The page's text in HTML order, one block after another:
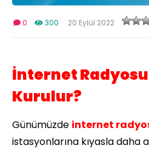
0 300 20 Eylül 2022
İnternet Radyosu
Kurulur?
Günümüzde internet
istasyonlarına kıyasla daha